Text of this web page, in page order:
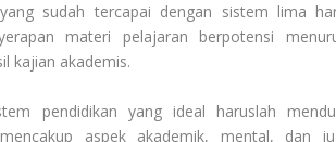
sudah tercapai dengan sistem lima
materi pelajaran berpotensi
kajian akademis.
pendidikan yang ideal haruslah
aspek akademik, mental, dan